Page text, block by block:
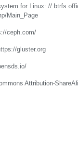
for Linux: // btrfs
Main_Page
ceph.com/
gluster.org
Attribution-